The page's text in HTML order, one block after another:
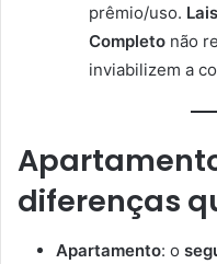
prêmio/uso.
Completo não
inviabilizem a
diferenças
Apartamento: o